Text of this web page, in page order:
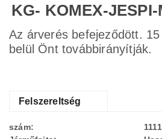
KG- KOMEX-
Az árverés befejeződött.
belül Önt továbbirányítják.
Felszereltség
szám: